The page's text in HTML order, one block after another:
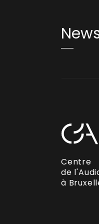
Centre
de
à